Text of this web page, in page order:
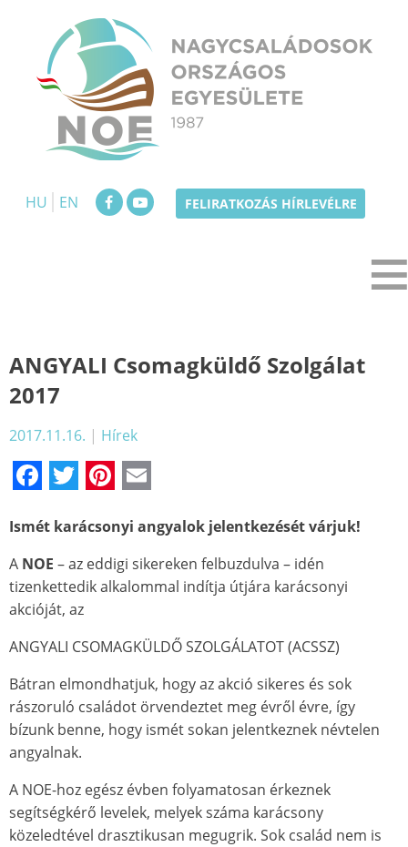
content
HU
EN FELIRATKOZÁS HÍRLEVÉLRE
ANGYALI Csomagküldő Szolgálat
2017
2017.11.16. | Hírek
Facebook
TwitterPinterest
Ismét karácsonyi angyalok jelentkezését várjuk!
A NOE – az eddigi sikereken felbuzdulva – idén
tizenkettedik alkalommal indítja útjára karácsonyi
akcióját, az
ANGYALI CSOMAGKÜLDŐ SZOLGÁLATOT (ACSSZ)
Bátran elmondhatjuk, hogy az akció sikeres és sok
rászoruló családot örvendeztet meg évről évre, így
bízunk benne, hogy ismét sokan jelentkeznek névtelen
angyalnak.
A NOE-hoz egész évben folyamatosan érkeznek
segítségkérő levelek, melyek száma karácsony
közeledtével drasztikusan megugrik. Sok család nem is